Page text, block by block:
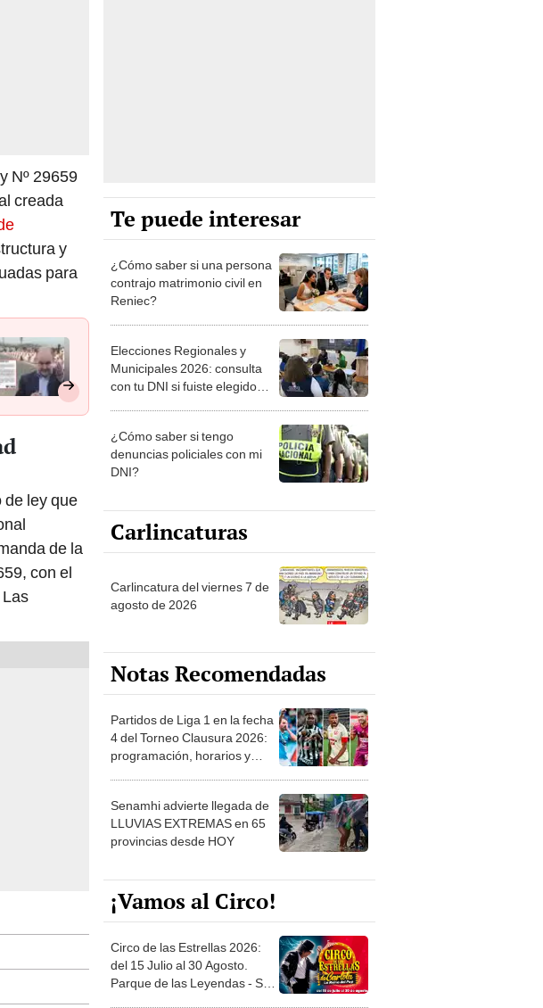
Nº 29659
creada
y
para
de ley que
de la
con el
Te puede interesar
¿Cómo saber si una persona
contrajo matrimonio civil en
Reniec?
Elecciones Regionales y
Municipales 2026: consulta
con tu DNI si fuiste elegido
la ONPE
¿Cómo saber si tengo
denuncias policiales con mi
DNI?
Carlincaturas
Carlincatura del viernes 7 de
agosto de 2026
Notas Recomendadas
Partidos de Liga 1 en la fecha
4 del Torneo Clausura 2026:
programación, horarios y
Senamhi advierte llegada de
LLUVIAS EXTREMAS en 65
provincias desde HOY
¡Vamos al Circo!
Circo de las Estrellas 2026:
del 15 Julio al 30 Agosto.
Parque de las Leyendas - San